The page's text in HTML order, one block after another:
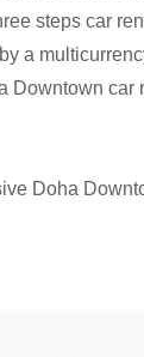
steps car
a
Downtown car
Doha